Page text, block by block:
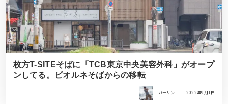
枚方T-SITEそばに「TCB東京中央美容外科」がオープ
ンしてる。ビオルネそばからの移転
ガーサン 2022年9月1日